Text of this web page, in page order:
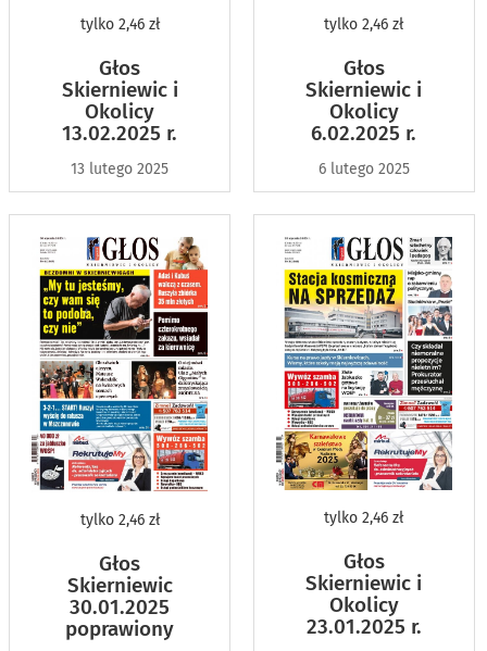
tylko2,46 zł
Głos
Skierniewic i
Okolicy
13.02.2025 r.
13 lutego 2025
tylko 2,46 zł
Głos
Skierniewic i
Okolicy
6.02.2025 r.
6 lutego 2025
tylko2,46 zł
Głos
Skierniewic
30.01.2025
poprawiony
tylko 2,46 zł
Głos
Skierniewic i
Okolicy
23.01.2025 r.